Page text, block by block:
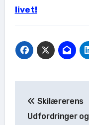
livet!
Skilærerens
Udfordringer og